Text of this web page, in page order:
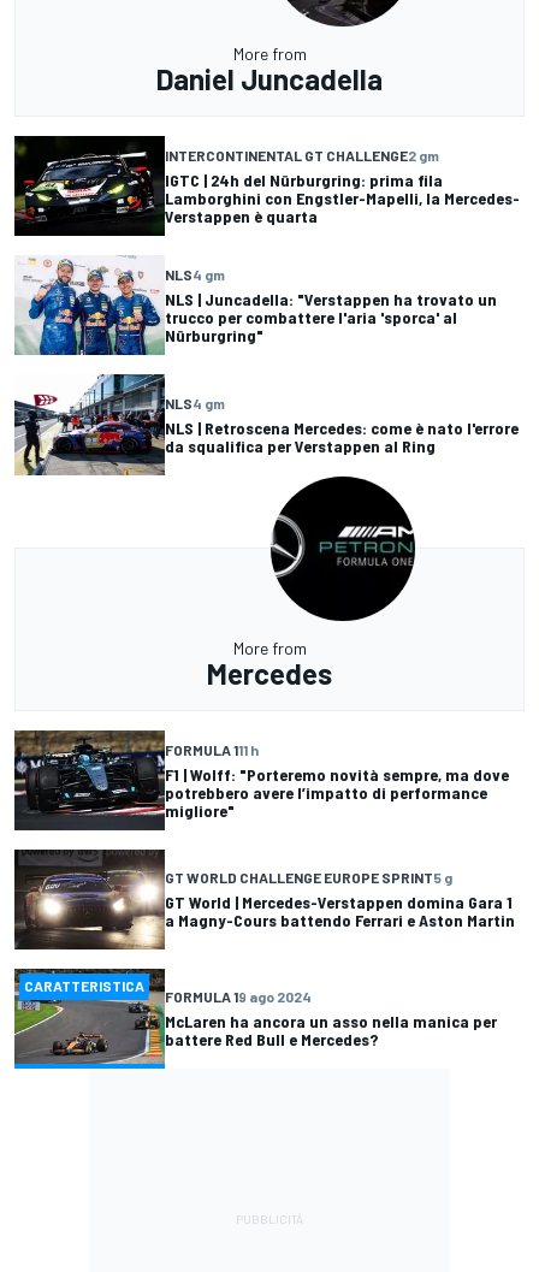
More from
Daniel Juncadella
INTERCONTINENTAL GT CHALLENGE2 gm
IGTC | 24h del Nürburgring: prima fila
Lamborghini con Engstler-Mapelli, la Mercedes-
Verstappen è quarta
NLS4 gm
NLS | Juncadella: "Verstappen ha trovato un
trucco per combattere l'aria 'sporca' al
Nürburgring"
NLS4 gm
NLS | Retroscena Mercedes: come è nato l'errore
da squalifica per Verstappen al Ring
More from
Mercedes
FORMULA 111 h
F1 | Wolff: "Porteremo novità sempre, ma dove
potrebbero avere l’impatto di performance
migliore"
GT WORLD CHALLENGE EUROPE SPRINT5 g
GT World | Mercedes-Verstappen domina Gara 1
a Magny-Cours battendo Ferrari e Aston Martin
CARATTERISTICA
FORMULA 19 ago 2024
McLaren ha ancora un asso nella manica per
battere Red Bull e Mercedes?